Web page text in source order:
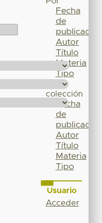
Fecha
de
publicación
Autor
Título
Materia
Tipo
colección
Fecha
de
publicación
Autor
Título
Materia
Tipo
Usuario
Acceder